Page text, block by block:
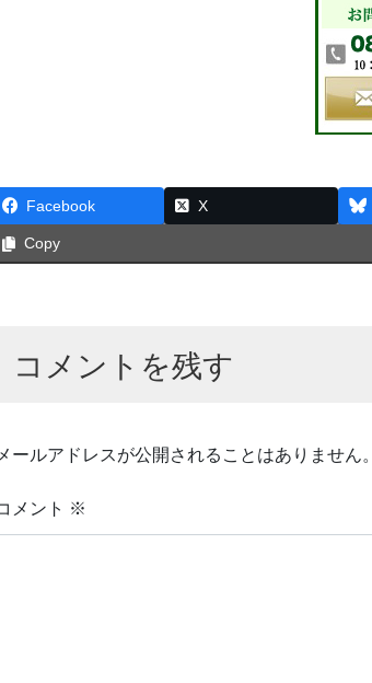
Facebook X
Copy
コメントを残す
メールアドレスが公開されることはありません。
メント ※